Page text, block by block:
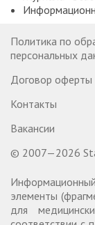
Политика по
персональных
Договор оферты
Контакты
Вакансии
© 2007—2026
элементы
для